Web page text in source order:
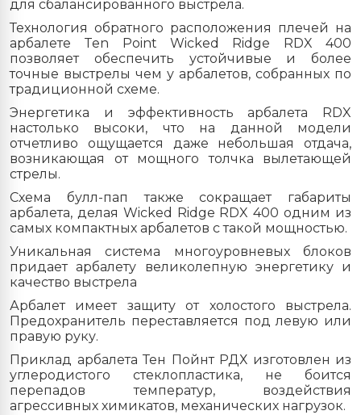
для сбалансированного выстрела.
Технология обратного расположения плечей на
арбалете Ten Point Wicked Ridge RDX 400
позволяет обеспечить устойчивые и более
точные выстрелы чем у арбалетов, собранных по
традиционной схеме.
Энергетика и эффективность арбалета
RDX
настолько высоки, что на данной модели
отчетливо ощущается даже небольшая отдача,
возникающая от мощного толчка вылетающей
стрелы.
Схема булл-пап также сокращает габариты
арбалета, делая Wicked Ridge RDX 400 одним из
самых компактных арбалетов с такой мощностью.
Уникальная система многоуровневых блоков
придает арбалету великолепную энергетику и
качество выстрела
Арбалет имеет защиту от холостого выстрела.
Предохранитель переставляется под левую или
правую руку.
Приклад арбалета Тен Пойнт РДХ изготовлен из
углеродистого стеклопластика, не боится
перепадов температур, воздействия
агрессивных химикатов, механических нагрузок.